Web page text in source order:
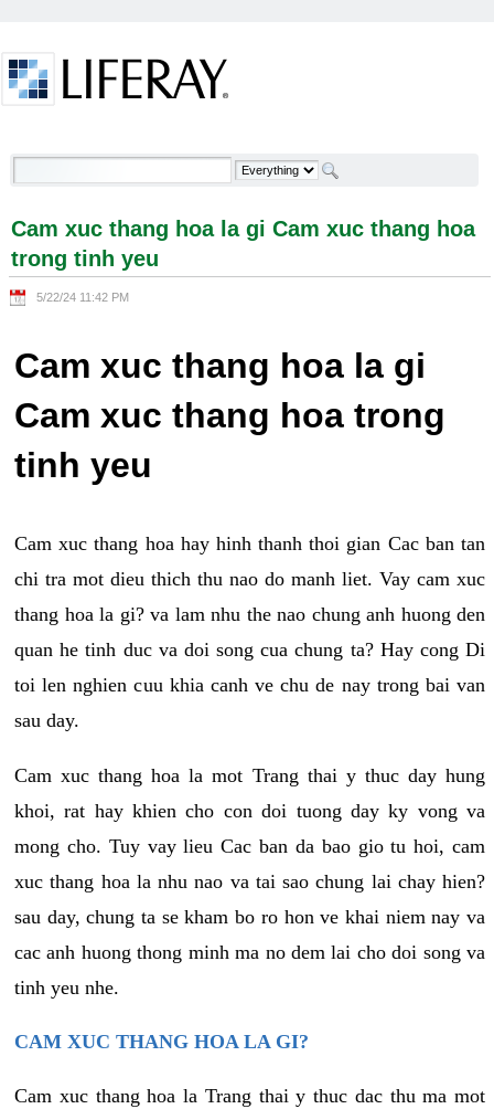
Cam xuc thang hoa la gi Cam xuc thang hoa trong
Cam xuc thang hoa la gi Cam xuc thang hoa
trong tinh yeu
5/22/24 11:42 PM
Cam xuc thang hoa la gi
Cam xuc thang hoa trong
tinh yeu
Cam xuc thang hoa hay hinh thanh thoi gian Cac ban tan
chi tra mot dieu thich thu nao do manh liet. Vay cam xuc
thang hoa la gi? va lam nhu the nao chung anh huong den
quan he tinh duc va doi song cua chung ta? Hay cong Di
toi len nghien cuu khia canh ve chu de nay trong bai van
sau day.
Cam xuc thang hoa la mot Trang thai y thuc day hung
khoi, rat hay khien cho con doi tuong day ky vong va
mong cho. Tuy vay lieu Cac ban da bao gio tu hoi, cam
xuc thang hoa la nhu nao va tai sao chung lai chay hien?
sau day, chung ta se kham bo ro hon ve khai niem nay va
cac anh huong thong minh ma no dem lai cho doi song va
tinh yeu nhe.
CAM XUC THANG HOA LA GI?
Cam xuc thang hoa la Trang thai y thuc dac thu ma mot